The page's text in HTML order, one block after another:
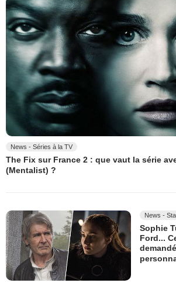
News - Séries à la TV
The Fix sur France 2 : que vaut la série
(Mentalist) ?
News -
Sophie
Ford...